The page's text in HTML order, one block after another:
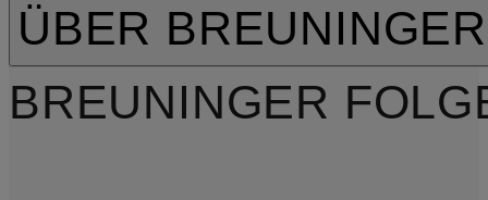
ÜBER BREUNINGER
BREUNINGER